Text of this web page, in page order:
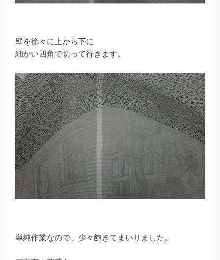
壁を徐々に上から下に
細かい四角で切って行きます。
単純作業なので、少々飽きてまいりました。